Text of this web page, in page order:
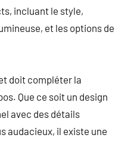
incluant le style,
et les options de
doit compléter la
Que ce soit un design
avec des détails
audacieux, il existe une